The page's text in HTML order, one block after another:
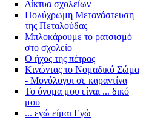
Δίκτυα σχολείων
Πολύχρωμη Μετανάστευση
της Πεταλούδας
Μπλοκάρουμε το ρατσισμό
στο σχολείο
Ο ήχος της πέτρας
Κινώντας το Νομαδικό Σώμα
- Μονόλογοι σε καραντίνα
Το όνομα μου είναι ... δικό
μου
... εγώ είμαι Εγώ